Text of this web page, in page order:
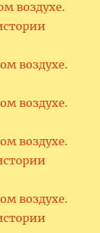
воздухе.
воздухе.
воздухе.
воздухе.
воздухе.